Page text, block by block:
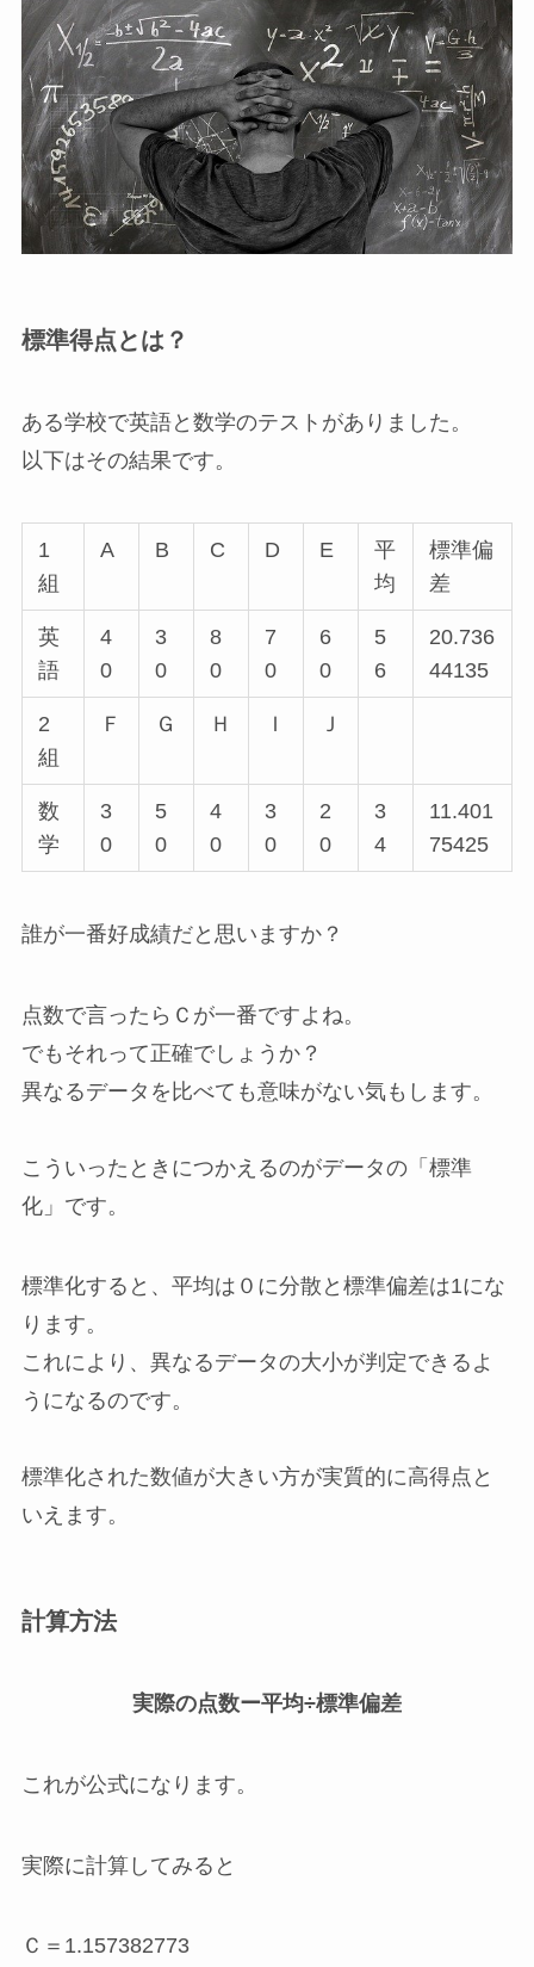
標準得点とは？
ある学校で英語と数学のテストがありました。
以下はその結果です。
1
組
A B C D E
平
均
標準偏
差
英
語
4
0
3
0
8
0
7
0
6
0
5
6
20.736
44135
2
組
Ｆ Ｇ Ｈ Ｉ Ｊ
数
学
3
0
5
0
4
0
3
0
2
0
3
4
11.401
75425
誰が一番好成績だと思いますか？
点数で言ったらＣが一番ですよね。
でもそれって正確でしょうか？
異なるデータを比べても意味がない気もします。
こういったときにつかえるのがデータの「標準
化」です。
標準化すると、平均は０に分散と標準偏差は1にな
ります。
これにより、異なるデータの大小が判定できるよ
うになるのです。
標準化された数値が大きい方が実質的に高得点と
いえます。
計算方法
実際の点数ー平均÷標準偏差
これが公式になります。
実際に計算してみると
Ｃ＝1.157382773